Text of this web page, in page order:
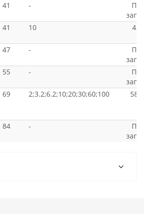
41 -
Под
41 10 420
47 -
Под
55 -
Под
69 2;3.2;6.2;10;20;30;60;100
84 -
Под